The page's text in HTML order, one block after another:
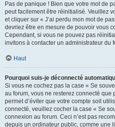
Pas de panique ! Bien que votre mot de
peut facilement être réinitialisé. Veuillez
et cliquer sur « J’ai perdu mon mot de
devriez être en mesure de pouvoir vous
Cependant, si vous ne pouvez pas
invitons à contacter un administrateur du
Haut
Pourquoi suis-je déconnecté
Si vous ne cochez pas la case « Se
au forum, vous ne resterez connecté
permet d’éviter que votre compte soit
connecté, veuillez cocher la case « Se
connexion au forum. Ceci n’est pas
depuis un ordinateur public, comme une